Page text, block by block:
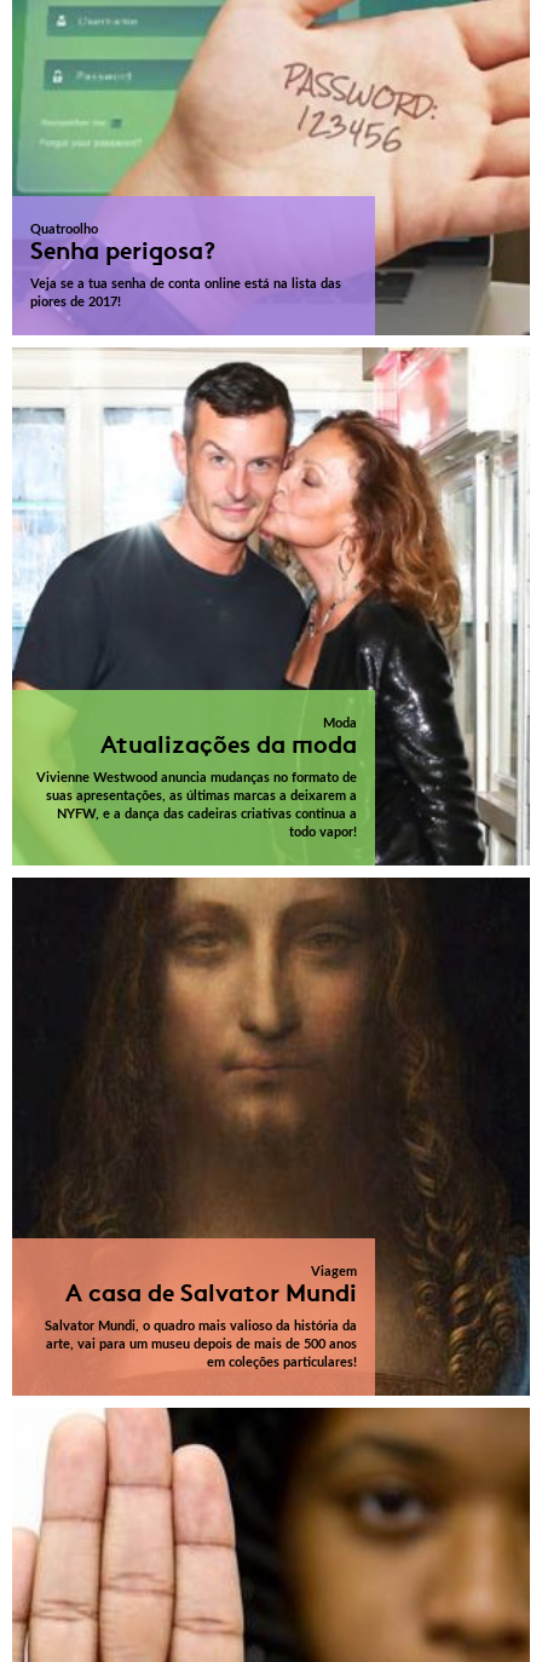
Quatroolho
Senha perigosa?
Veja se a tua senha de conta online está na lista das
piores de 2017!
Moda
Atualizações da moda
Vivienne Westwood anuncia mudanças no formato de
suas apresentações, as últimas marcas a deixarem a
NYFW, e a dança das cadeiras criativas continua a
todo vapor!
Viagem
A casa de Salvator Mundi
Salvator Mundi, o quadro mais valioso da história da
arte, vai para um museu depois de mais de 500 anos
em coleções particulares!